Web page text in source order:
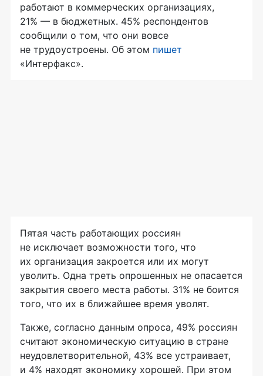
работают в коммерческих организациях,
21% — в бюджетных. 45% респондентов
сообщили о том, что они вовсе
не трудоустроены. Об этом пишет
«Интерфакс».
Пятая часть работающих россиян
не исключает возможности того, что
их организация закроется или их могут
уволить. Одна треть опрошенных не опасается
закрытия своего места работы. 31% не боится
того, что их в ближайшее время уволят.
Также, согласно данным опроса, 49% россиян
считают экономическую ситуацию в стране
неудовлетворительной, 43% все устраивает,
и 4% находят экономику хорошей. При этом